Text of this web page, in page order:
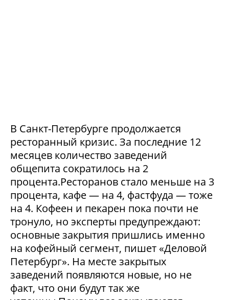
В Санкт-Петербурге продолжается
ресторанный кризис. За последние 12
месяцев количество заведений
общепита сократилось на 2
процента.Ресторанов стало меньше на 3
процента, кафе — на 4, фастфуда — тоже
на 4. Кофеен и пекарен пока почти не
тронуло, но эксперты предупреждают:
основные закрытия пришлись именно
на кофейный сегмент, пишет «Деловой
Петербург». На месте закрытых
заведений появляются новые, но не
факт, что они будут так же